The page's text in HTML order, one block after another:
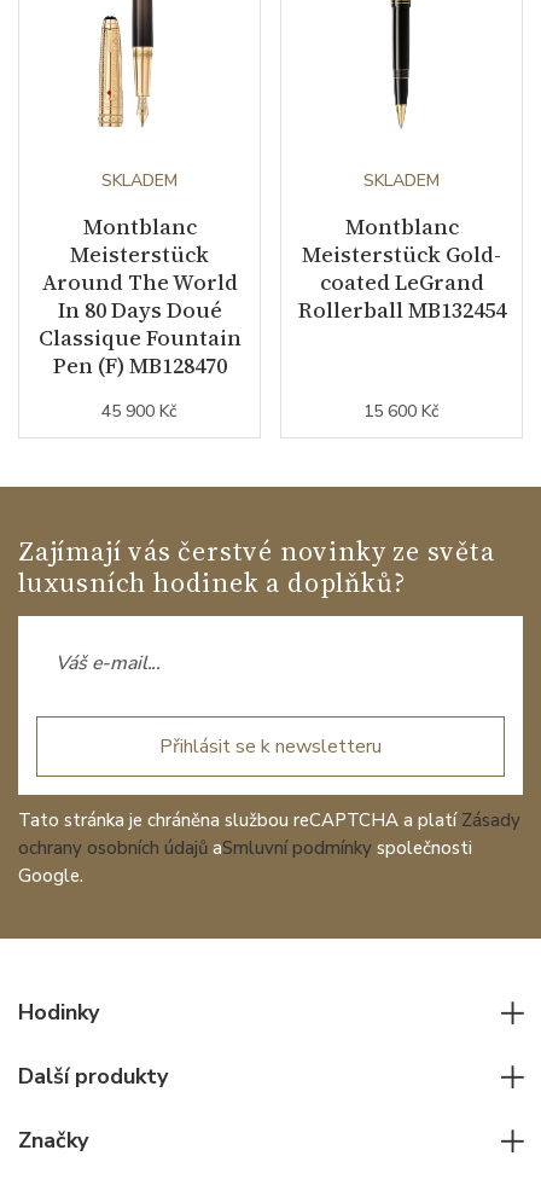
SKLADEM
Montblanc
Meisterstück
Around The World
In 80 Days Doué
Classique Fountain
Pen (F) MB128470
45 900 Kč
SKLADEM
Montblanc
Meisterstück Gold-
coated LeGrand
Rollerball MB132454
15 600 Kč
Zajímají vás čerstvé novinky ze světa
luxusních hodinek a doplňků?
Přihlásit se k newsletteru
Tato stránka je chráněna službou reCAPTCHA a platí Zásady
ochrany osobních údajů aSmluvní podmínky společnosti
Google.
Hodinky
Dámské hodinky
Další produkty
Značky